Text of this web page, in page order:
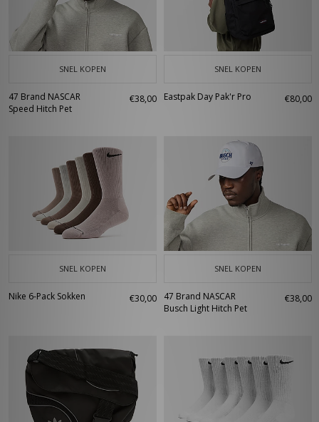
SNEL KOPEN
47 Brand NASCAR
Speed Hitch Pet
€38,00
SNEL KOPEN
Eastpak Day Pak'r Pro €80,00
SNEL KOPEN
Nike 6-Pack Sokken €30,00
SNEL KOPEN
47 Brand NASCAR
Busch Light Hitch Pet
€38,00